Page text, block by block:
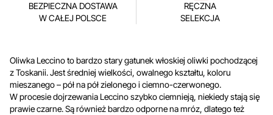
BEZPIECZNA DOSTAWA
W CAŁEJ POLSCE
RĘCZNA
SELEKCJA
Oliwka Leccino to bardzo stary gatunek włoskiej oliwki pochodzącej
z Toskanii. Jest średniej wielkości, owalnego kształtu, koloru
mieszanego – pół na pół zielonego i ciemno-czerwonego.
W procesie dojrzewania Leccino szybko ciemnieją, niekiedy stają się
prawie czarne. Są również bardzo odporne na mróz, dlatego też